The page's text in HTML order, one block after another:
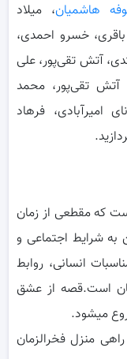
هاشمیان، میلاد
باقری، خسرو احمدی،
آتش تقی‌پور، علی
آتش تقی‌پور، محمد
امیرآبادی، فرهاد
که مقطعی از زمان
به شرایط اجتماعی و
انسانی، روابط
است.قصه از عشق
میشود.
منزل فخرالزمان